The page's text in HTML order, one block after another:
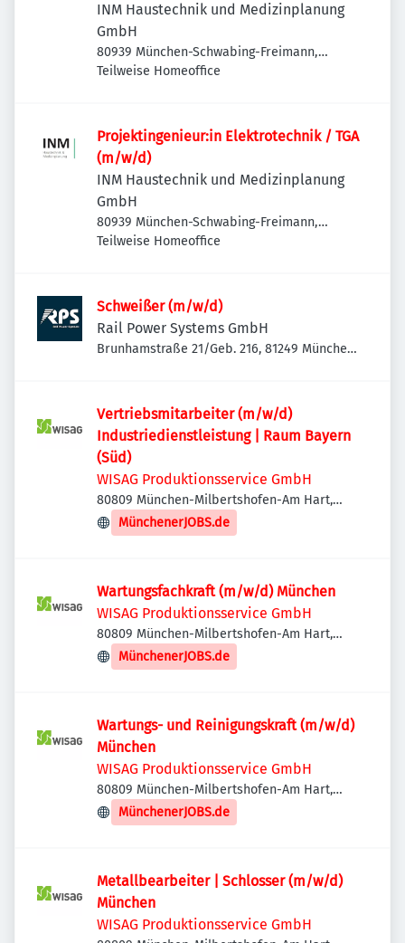
INM Haustechnik und Medizinplanung
GmbH
80939 München-Schwabing-Freimann,
Deutschland
Teilweise Homeoffice
Projektingenieur:in Elektrotechnik / TGA
(m/w/d)
INM Haustechnik und Medizinplanung
GmbH
80939 München-Schwabing-Freimann,
Deutschland
Teilweise Homeoffice
Schweißer (m/w/d)
Rail Power Systems GmbH
Brunhamstraße 21/Geb. 216, 81249 München-
Vertriebsmitarbeiter (m/w/d)
Industriedienstleistung | Raum Bayern
(Süd)
WISAG Produktionsservice GmbH
80809 München-Milbertshofen-Am Hart,
Deutschland
MünchenerJOBS.de
Wartungsfachkraft (m/w/d) München
WISAG Produktionsservice GmbH
80809 München-Milbertshofen-Am Hart,
Deutschland
MünchenerJOBS.de
Wartungs- und Reinigungskraft (m/w/d)
München
WISAG Produktionsservice GmbH
80809 München-Milbertshofen-Am Hart,
Deutschland
MünchenerJOBS.de
Metallbearbeiter | Schlosser (m/w/d)
München
WISAG Produktionsservice GmbH